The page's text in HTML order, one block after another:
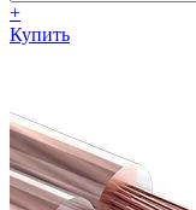
+
Купить